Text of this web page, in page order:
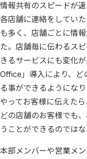
情報共有のスピードが
各店舗に連絡をしてい
も多く、店舗ごとに情
た。店舗毎に伝わるス
きるサービスにも変化
Office」導入により、ど
る事ができるようにな
やってお客様に伝えた
どの店舗のお客様でも
うことができるのではな
本部メンバーや営業メ